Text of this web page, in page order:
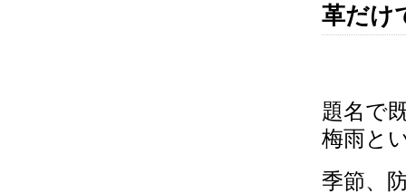
革だけ
題名で
梅雨と
季節、